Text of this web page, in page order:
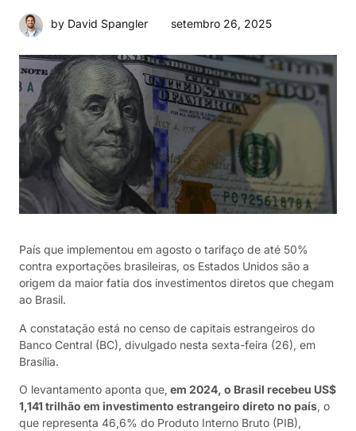
by David Spangler setembro 26, 2025
País que implementou em agosto o tarifaço de até 50%
contra exportações brasileiras, os Estados Unidos são a
origem da maior fatia dos investimentos diretos que chegam
ao Brasil.
A constatação está no censo de capitais estrangeiros do
Banco Central (BC), divulgado nesta sexta-feira (26), em
Brasília.
O levantamento aponta que, em 2024, o Brasil recebeu US$
1,141 trilhão em investimento estrangeiro direto no país, o
que representa 46,6% do Produto Interno Bruto (PIB),